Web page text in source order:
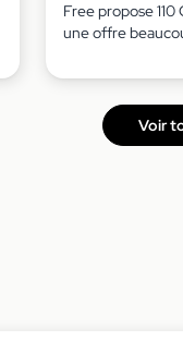
Free propose
une offre
Voir